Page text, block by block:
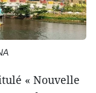
« Nouvelle